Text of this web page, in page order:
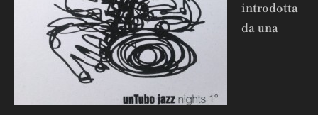
introdotta
da una